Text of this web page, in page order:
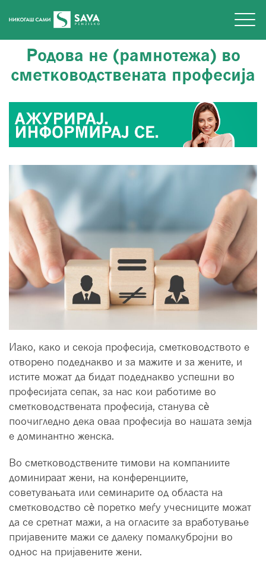
Родова не (рамнотежа) во
сметководствената професија
Иако, како и секоја професија, сметководството е
отворено подеднакво и за мажите и за жените, и
истите можат да бидат подеднакво успешни во
професијата сепак, за нас кои работиме во
сметководствената професија, станува сè
поочигледно дека оваа професија во нашата земја
е доминантно женска.
Во сметководствените тимови на компаниите
доминираат жени, на конференциите,
советувањата или семинарите од областа на
сметководство сè поретко меѓу учесниците можат
да се сретнат мажи, а на огласите за вработување
пријавените мажи се далеку помалкубројни во
однос на пријавените жени.